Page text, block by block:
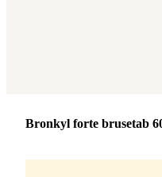
Merke:
Bronkyl forte brusetab